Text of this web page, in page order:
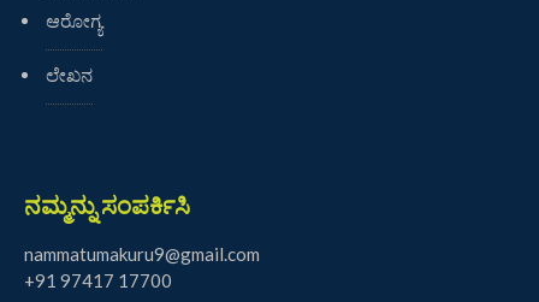
ಆರೋಗ್ಯ
ಲೇಖನ
ನಮ್ಮನ್ನು ಸಂಪರ್ಕಿಸಿ
nammatumakuru9@gmail.com
+91 97417 17700